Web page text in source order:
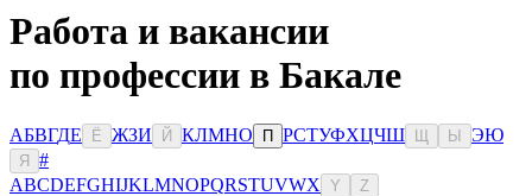
Работа и вакансии
по профессии в Бакале
АБВГДЕ Ё ЖЗИ Й КЛМНО П РСТУФХЦЧШ Ы ЭЮ
Я
#
ABCDEFGHIJKLMNOPQRSTUVWX Y Z